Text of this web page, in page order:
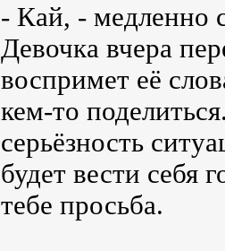
- Кай, - медленно
Девочка вчера
воспримет её
кем-то
серьёзность
будет вести себя
тебе просьба.